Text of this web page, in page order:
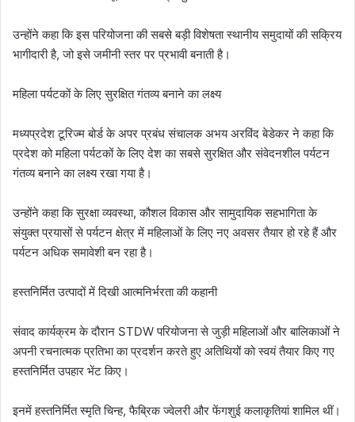
उन्होंने कहा कि इस परियोजना की सबसे बड़ी विशेषता स्थानीय समुदायों की सक्रिय
भागीदारी है, जो इसे जमीनी स्तर पर प्रभावी बनाती है।
महिला पर्यटकों के लिए सुरक्षित गंतव्य बनाने का लक्ष्य
मध्यप्रदेश टूरिज्म बोर्ड के अपर प्रबंध संचालक अभय अरविंद बेडेकर ने कहा कि
प्रदेश को महिला पर्यटकों के लिए देश का सबसे सुरक्षित और संवेदनशील पर्यटन
गंतव्य बनाने का लक्ष्य रखा गया है।
उन्होंने कहा कि सुरक्षा व्यवस्था, कौशल विकास और सामुदायिक सहभागिता के
संयुक्त प्रयासों से पर्यटन क्षेत्र में महिलाओं के लिए नए अवसर तैयार हो रहे हैं और
पर्यटन अधिक समावेशी बन रहा है।
हस्तनिर्मित उत्पादों में दिखी आत्मनिर्भरता की कहानी
संवाद कार्यक्रम के दौरान STDW परियोजना से जुड़ी महिलाओं और बालिकाओं ने
अपनी रचनात्मक प्रतिभा का प्रदर्शन करते हुए अतिथियों को स्वयं तैयार किए गए
हस्तनिर्मित उपहार भेंट किए।
इनमें हस्तनिर्मित स्मृति चिन्ह, फैब्रिक ज्वेलरी और फेंगशुई कलाकृतियां शामिल थीं।